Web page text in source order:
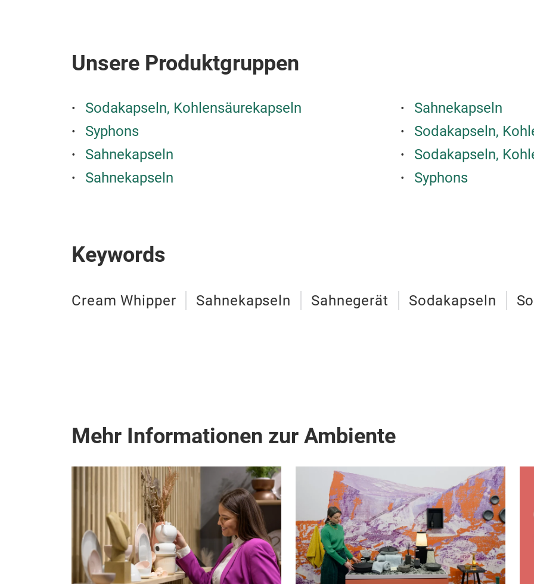
Unsere Produktgruppen
Sodakapseln, Kohlensäurekapseln
Sahnekapseln
Syphons
Sodakapseln,
Sahnekapseln
Sodakapseln,
Sahnekapseln
Syphons
Keywords
Cream Whipper Sahnekapseln Sahnegerät Sodakapseln
Mehr Informationen zur Ambiente